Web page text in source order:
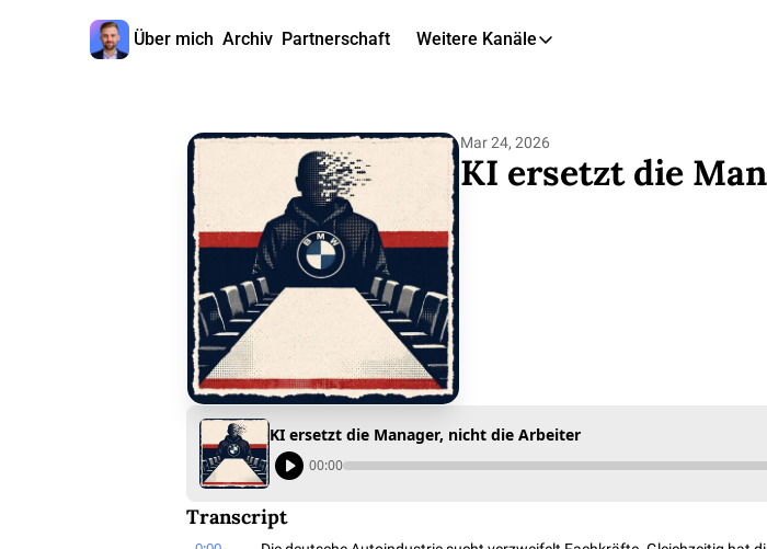
Über mich Archiv Partnerschaft Weitere Kanäle
Weitere Kanäle
📺 YouTube
Mar 24, 2026
KI ersetzt die
KI ersetzt die Manager, nicht die Arbeiter
00:00
Transcript